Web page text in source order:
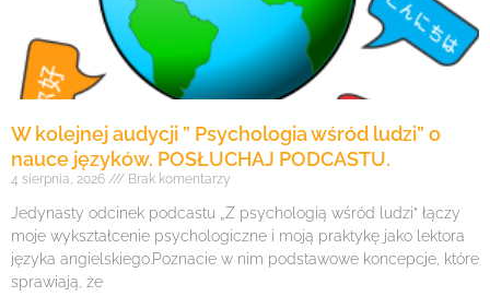
W kolejnej audycji ” Psychologia wśród ludzi” o
nauce języków. POSŁUCHAJ PODCASTU.
4 sierpnia, 2026 Brak komentarzy
Jedynasty odcinek podcastu „Z psychologią wśród ludzi” łączy
moje wykształcenie psychologiczne i moją praktykę jako lektora
języka angielskiego.Poznacie w nim podstawowe koncepcje, które
sprawiają, że